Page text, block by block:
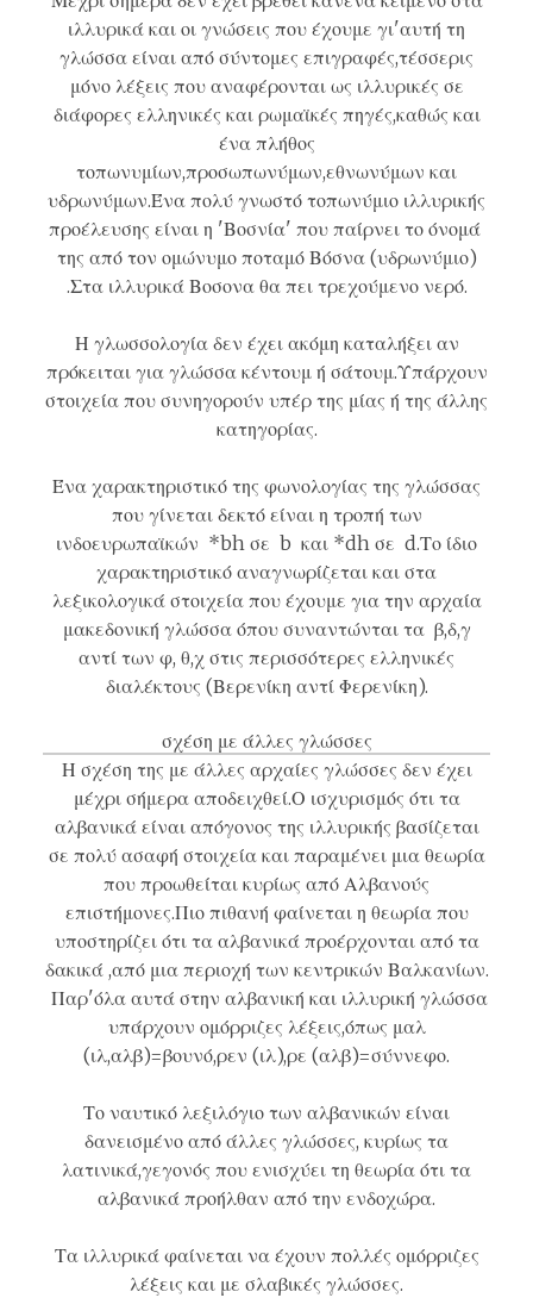
ιλλυρικά και οι γνώσεις που έχουμε γι'αυτή τη
γλώσσα είναι από σύντομες επιγραφές,τέσσερις
μόνο λέξεις που αναφέρονται ως ιλλυρικές σε
διάφορες ελληνικές και ρωμαϊκές πηγές,καθώς και
ένα πλήθος
τοπωνυμίων,προσωπωνύμων,εθνωνύμων και
υδρωνύμων.Ένα πολύ γνωστό τοπωνύμιο ιλλυρικής
προέλευσης είναι η 'Βοσνία' που παίρνει το όνομά
της από τον ομώνυμο ποταμό Βόσνα (υδρωνύμιο)
.Στα ιλλυρικά Βοσοναθα πει τρεχούμενο νερό.
Η γλωσσολογία δεν έχει ακόμη καταλήξει αν
πρόκειται για γλώσσα κέντουμ ή σάτουμ.Υπάρχουν
στοιχεία που συνηγορούν υπέρ της μίας ή της άλλης
κατηγορίας.
Ένα χαρακτηριστικό της φωνολογίας της γλώσσας
που γίνεται δεκτό είναι η τροπή των
ινδοευρωπαϊκών *bh σε b και *dh σε d.Το ίδιο
χαρακτηριστικό αναγνωρίζεται και στα
λεξικολογικά στοιχεία που έχουμε για την αρχαία
μακεδονική γλώσσαόπου συναντώνται τα β,δ,γ
αντί των φ, θ,χ στις περισσότερες ελληνικές
διαλέκτους (Βερενίκη αντί Φερενίκη).
σχέση με άλλες γλώσσες
Η σχέση της με άλλες αρχαίες γλώσσες δεν έχει
μέχρι σήμερα αποδειχθεί.Ο ισχυρισμός ότι τα
αλβανικά είναι απόγονος της ιλλυρικής βασίζεται
σε πολύ ασαφή στοιχεία και παραμένει μια θεωρία
που προωθείται κυρίως από Αλβανούς
επιστήμονες.Πιο πιθανή φαίνεται η θεωρίαπου
υποστηρίζει ότι τα αλβανικά προέρχονται από τα
δακικά,από μια περιοχή των κεντρικών Βαλκανίων.
Παρ'όλα αυτά στην αλβανική και ιλλυρική γλώσσα
υπάρχουν ομόρριζες λέξεις,όπως μαλ
(ιλ,αλβ)=βουνό,ρεν (ιλ),ρε (αλβ)=σύννεφο.
Το ναυτικό λεξιλόγιο των αλβανικών είναι
δανεισμένο από άλλες γλώσσες, κυρίως τα
λατινικά,γεγονός που ενισχύει τη θεωρία ότι τα
αλβανικά προήλθαν από την ενδοχώρα.
Τα ιλλυρικά φαίνεται να έχουν πολλές ομόρριζες
λέξεις και με σλαβικές γλώσσες.